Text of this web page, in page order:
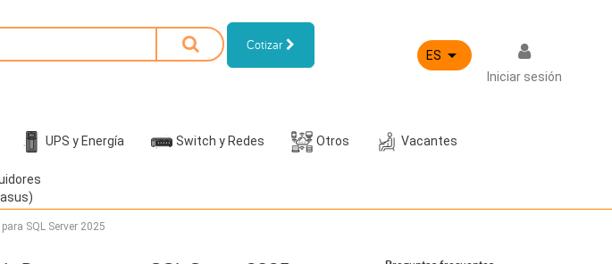
Cotizar
ES 
Iniciar sesión
UPS y Energía Switch y Redes Otros Vacantes
SQL Server 2025